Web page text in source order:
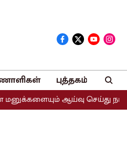
புத்தகம்
ஆய்வு செய்து